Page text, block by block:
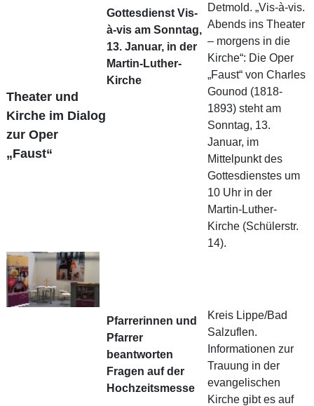
Theater und
Kirche im Dialog
zur Oper
„Faust“
Gottesdienst Vis-
à-vis am Sonntag,
13. Januar, in der
Martin-Luther-
Kirche
Detmold. „Vis-à-vis.
Abends ins Theater
– morgens in die
Kirche“: Die Oper
„Faust“ von Charles
Gounod (1818-
1893) steht am
Sonntag, 13.
Januar, im
Mittelpunkt des
Gottesdienstes um
10 Uhr in der
Martin-Luther-
Kirche (Schülerstr.
14).
Pfarrerinnen und
Pfarrer
beantworten
Fragen auf der
Hochzeitsmesse
Kreis Lippe/Bad
Salzuflen.
Informationen zur
Trauung in der
evangelischen
Kirche gibt es auf